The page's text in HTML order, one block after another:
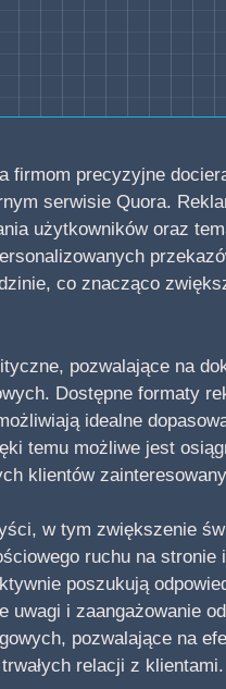
firmom precyzyjne
serwisie Quora.
użytkowników oraz
co znacząco
pozwalające na
Dostępne formaty
idealne
temu możliwe jest
klientów
w tym zwiększenie
ruchu na stronie
poszukują
i zaangażowanie
pozwalające na
relacji z klientami.